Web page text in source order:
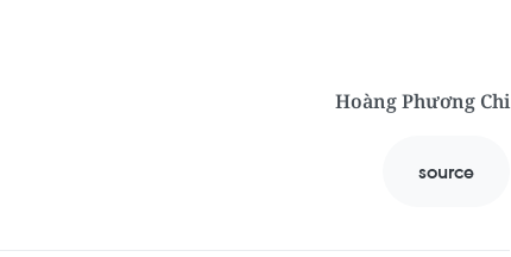
Hoàng Phương Chi
source